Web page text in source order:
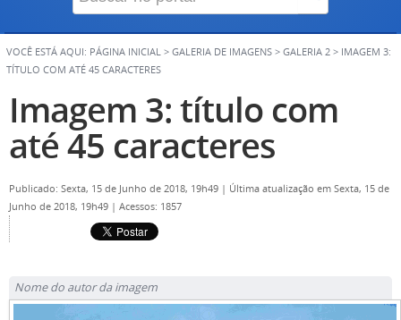
VOCÊ ESTÁ AQUI: PÁGINA INICIAL > GALERIA DE IMAGENS > GALERIA 2 > IMAGEM 3:
TÍTULO COM ATÉ 45 CARACTERES
Imagem 3: título com
até 45 caracteres
Publicado: Sexta, 15 de Junho de 2018, 19h49 | Última atualização em Sexta, 15 de
Junho de 2018, 19h49 | Acessos: 1857
Nome do autor da imagem